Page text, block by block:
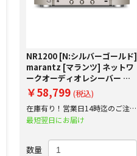
NR1200 [N:シルバーゴールド]
marantz [マランツ] ネットワ
ークオーディオレシーバー 下
取り査定額20%アップ実施
中！
￥58,799 (税込)
在庫有り！営業日14時迄のご注
文で即日出荷！
最短翌日にお届け
数量